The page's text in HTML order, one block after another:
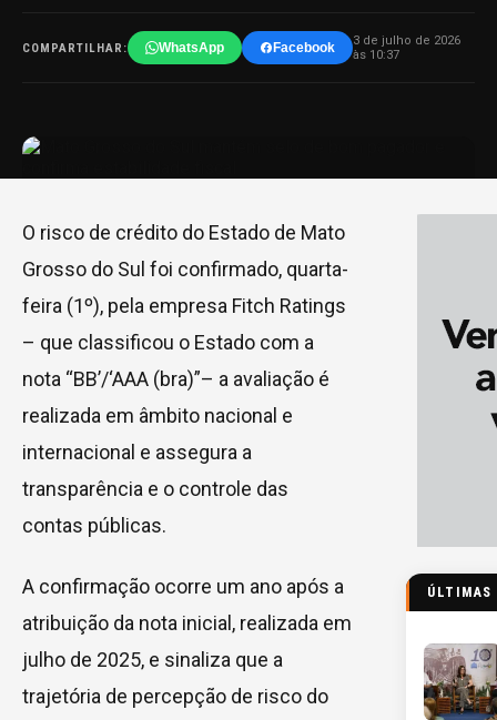
COMPARTILHAR: WhatsApp Facebook
3 de julho de 2026
às 10:37
O risco de crédito do Estado de Mato
Grosso do Sul foi confirmado, quarta-
feira (1º), pela empresa Fitch Ratings
– que classificou o Estado com a
nota “BB’/‘AAA (bra)”– a avaliação é
realizada em âmbito nacional e
internacional e assegura a
transparência e o controle das
contas públicas.
A confirmação ocorre um ano após a
atribuição da nota inicial, realizada em
julho de 2025, e sinaliza que a
trajetória de percepção de risco do